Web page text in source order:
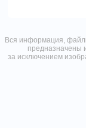
Вся информация,
предназначены
за исключением